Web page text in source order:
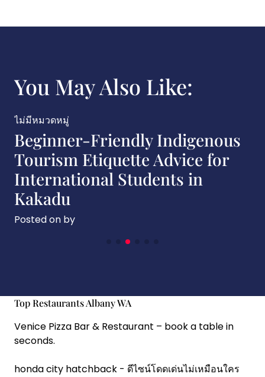
You May Also Like:
วดหมู่
Friendly Indigenous
Etiquette Advice for
Students in
onby
Top Restaurants Albany WA
Venice Pizza Bar & Restaurant – book a table in
seconds.
honda city hatchback - ดีไซน์โดดเด่นไม่เหมือนใคร